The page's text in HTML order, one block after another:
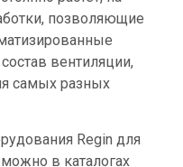
позволяющие
вентиляции,
самых разных
Regin для
в каталогах